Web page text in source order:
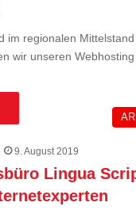
im regionalen
wir unseren
9. August 2019
Lingua